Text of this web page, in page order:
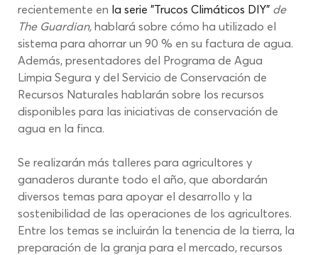
recientemente en la serie "Trucos Climáticos DIY" de
The Guardian, hablará sobre cómo ha utilizado el
sistema para ahorrar un 90 % en su factura de agua.
Además, presentadores del Programa de Agua
Limpia Segura y del Servicio de Conservación de
Recursos Naturales hablarán sobre los recursos
disponibles para las iniciativas de conservación de
agua en la finca.
Se realizarán más talleres para agricultores y
ganaderos durante todo el año, que abordarán
diversos temas para apoyar el desarrollo y la
sostenibilidad de las operaciones de los agricultores.
Entre los temas se incluirán la tenencia de la tierra, la
preparación de la granja para el mercado, recursos